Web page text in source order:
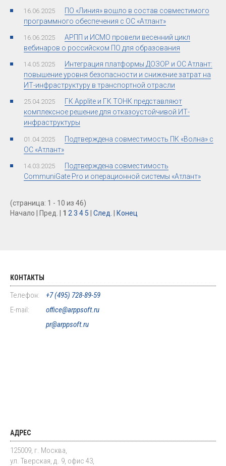
16.06.2025
ПО «Линия» вошло в состав совместимого
программного обеспечения с ОС «Атлант»
16.06.2025
АРПП и ИСМО провели весенний цикл
вебинаров о российском ПО для образования
14.05.2025
Интеграция платформы ДОЗОР и ОС Атлант:
повышение уровня безопасности и снижение затрат на
ИТ-инфраструктуру в транспортной отрасли
25.04.2025
ГК Applite и ГК ТОНК представляют
комплексное решение для отказоустойчивой ИТ-
инфраструктуры
01.04.2025
Подтверждена совместимость ПК «Волна» с
ОС «Атлант»
14.03.2025
Подтверждена совместимость
CommuniGate Pro и операционной системы «Атлант»
(страница: 1 - 10 из 46)
Начало | Пред. | 1 2 3 4 5 След. Конец
КОНТАКТЫ
Телефон:
+7 (495) 728-89-59
E-mail:
office@arppsoft.ru
pr@arppsoft.ru
АДРЕС
125009, г. Москва,
ул. Тверская, д. 9, офис 43,